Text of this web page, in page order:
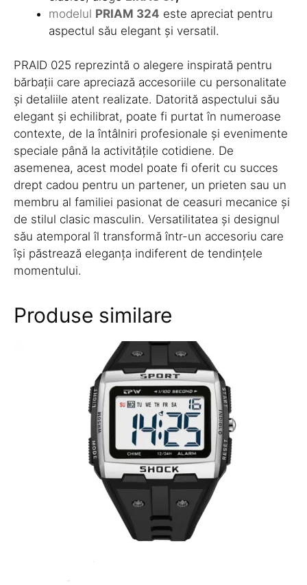
modelul PRIAM 324 este apreciat pentru
aspectul său elegant și versatil.
PRAID 025 reprezintă o alegere inspirată pentru
bărbații care apreciază accesoriile cu personalitate
și detaliile atent realizate. Datorită aspectului său
elegant și echilibrat, poate fi purtat în numeroase
contexte, de la întâlniri profesionale și evenimente
speciale până la activitățile cotidiene. De
asemenea, acest model poate fi oferit cu succes
drept cadou pentru un partener, un prieten sau un
membru al familiei pasionat de ceasuri mecanice și
de stilul clasic masculin. Versatilitatea și designul
său atemporal îl transformă într-un accesoriu care
își păstrează eleganța indiferent de tendințele
momentului.
Produse similare